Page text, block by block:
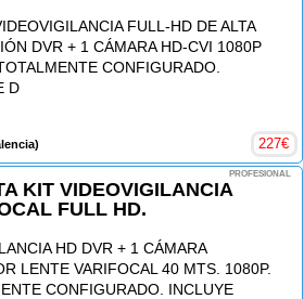
FULL-HD DE ALTA
DVR + 1 CÁMARA HD-CVI 1080P
CONFIGURADO.
D
227€
PROFESIONAL
KIT VIDEOVIGILANCIA
FULL HD.
HD DVR + 1 CÁMARA
LENTE VARIFOCAL 40 MTS. 1080P.
CONFIGURADO. INCLUYE